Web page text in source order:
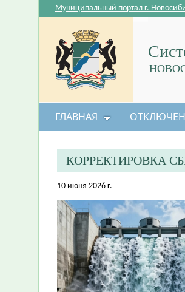
Муниципальный портал г.
ГЛАВНАЯ
КОРРЕКТИРОВКА
10 июня 2026 г.